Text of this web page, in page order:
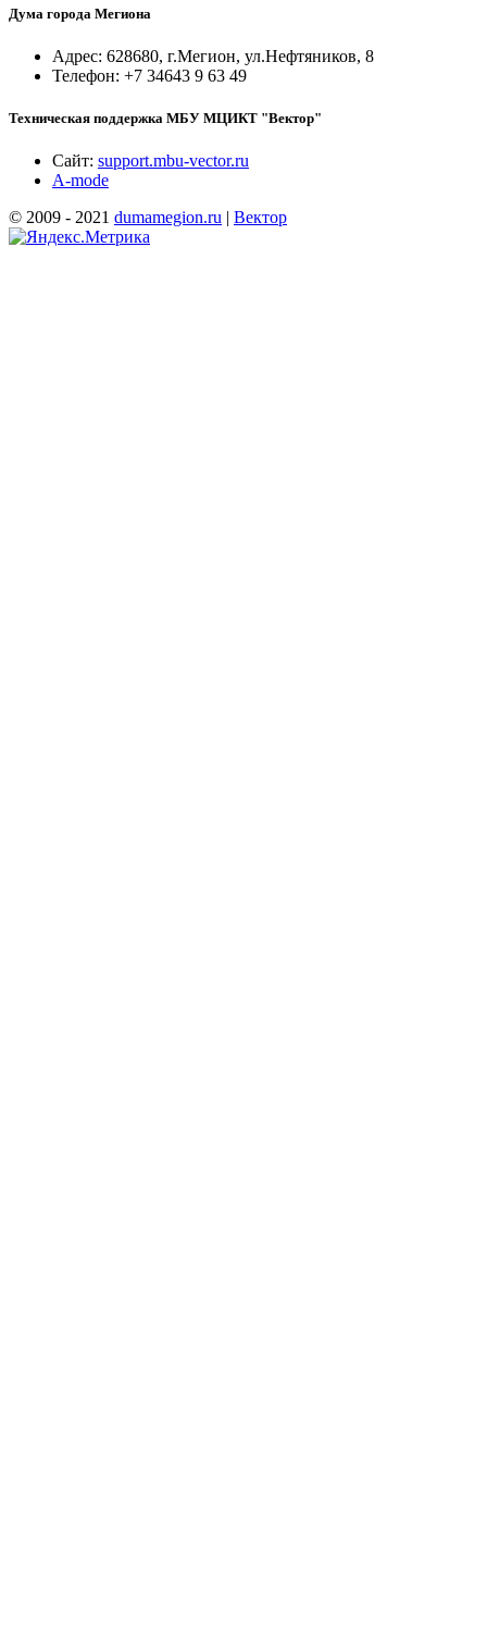
Дума города Мегиона
Адрес: 628680, г.Мегион, ул.Нефтяников, 8
Телефон: +7 34643 9 63 49
Техническая поддержка МБУ МЦИКТ "Вектор"
Сайт: support.mbu-vector.ru
A-mode
© 2009 - 2021 dumamegion.ru | Вектор